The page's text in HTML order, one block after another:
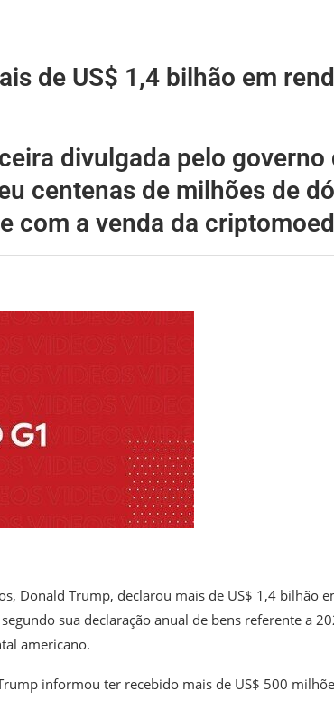
de US$ 1,4 bilhão em
divulgada pelo governo
centenas de milhões de
com a venda da
Donald Trump, declarou mais de US$ 1,4 bilhão
sua declaração anual de bens referente a
americano.
informou ter recebido mais de US$ 500